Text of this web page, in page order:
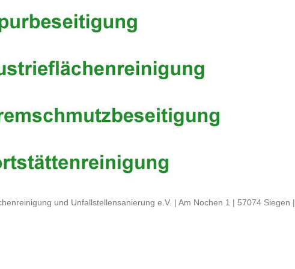
und Unfallstellensanierung e.V. | Am Nochen 1 | 57074 Siegen |